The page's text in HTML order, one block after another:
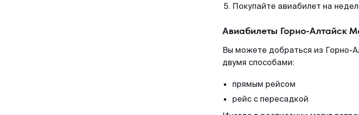
Покупайте авиабилет на
Авиабилеты Горно-Алтайск
Вы можете добраться из Горно-
двумя способами:
прямым рейсом
рейс с пересадкой